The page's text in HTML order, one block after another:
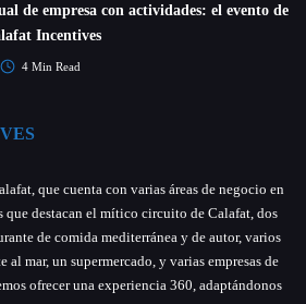
de empresa con actividades: el evento de
Incentives
4 Min Read
que cuenta con varias áreas de negocio en
que destacan el mítico circuito de Calafat, dos
de comida mediterránea y de autor, varios
al mar, un supermercado, y varias empresas de
ofrecer una experiencia 360, adaptándonos